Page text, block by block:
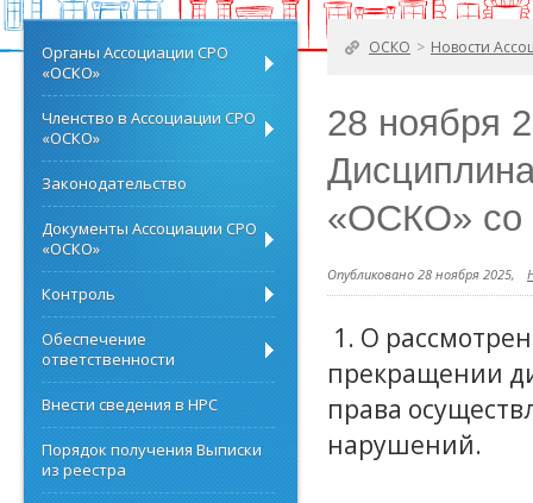
ОСКО > Новости
28 ноября
«ОСКО» со
Опубликовано 28 ноября 2025,
1. О
прекращении
права
нарушений.
Органы Ассоциации СРО
«ОСКО»
Членство в Ассоциации СРО
«ОСКО»
Законодательство
Документы Ассоциации СРО
«ОСКО»
Контроль
Обеспечение
ответственности
Внести сведения в НРС
Порядок получения Выписки
из реестра